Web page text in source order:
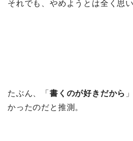
それでも、やめようとは全く思
たぶん、「 書くのが好きだから
かったのだと推測。